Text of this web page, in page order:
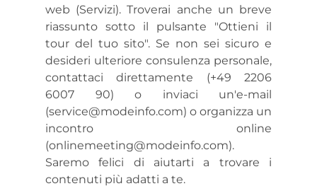
web (Servizi). Troverai anche un breve
riassunto sotto il pulsante "Ottieni il
tour del tuo sito". Se non sei sicuro e
desideri ulteriore consulenza personale,
contattaci direttamente (+49 2206
6007 90) o inviaci un'e-mail
(service@modeinfo.com) o organizza un
incontro online
(onlinemeeting@modeinfo.com).
Saremo felici di aiutarti a trovare i
contenuti più adatti a te.